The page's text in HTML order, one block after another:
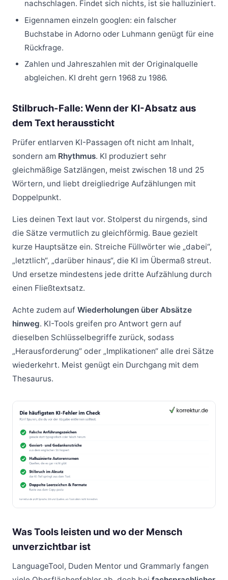
nachschlagen. Findet sich nichts, ist sie halluziniert.
Eigennamen einzeln googlen: ein falscher
Buchstabe in Adorno oder Luhmann genügt für eine
Rückfrage.
Zahlen und Jahreszahlen mit der Originalquelle
abgleichen. KI dreht gern 1968 zu 1986.
Stilbruch-Falle: Wenn der KI-Absatz aus
dem Text heraussticht
Prüfer entlarven KI-Passagen oft nicht am Inhalt,
sondern am Rhythmus. KI produziert sehr
gleichmäßige Satzlängen, meist zwischen 18 und 25
Wörtern, und liebt dreigliedrige Aufzählungen mit
Doppelpunkt.
Lies deinen Text laut vor. Stolperst du nirgends, sind
die Sätze vermutlich zu gleichförmig. Baue gezielt
kurze Hauptsätze ein. Streiche Füllwörter wie „dabei“,
„letztlich“, „darüber hinaus“, die KI im Übermaß streut.
Und ersetze mindestens jede dritte Aufzählung durch
einen Fließtextsatz.
Achte zudem auf Wiederholungen über Absätze
hinweg. KI-Tools greifen pro Antwort gern auf
dieselben Schlüsselbegriffe zurück, sodass
„Herausforderung“ oder „Implikationen“ alle drei Sätze
wiederkehrt. Meist genügt ein Durchgang mit dem
Thesaurus.
Was Tools leisten und wo der Mensch
unverzichtbar ist
LanguageTool, Duden Mentor und Grammarly fangen